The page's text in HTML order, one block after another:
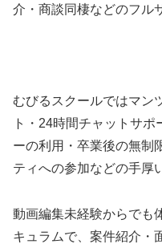
介・商談同棲などのフル
むびるスクールではマン
ト・24時間チャットサ
ーの利用・卒業後の無制
ティへの参加などの手厚
動画編集未経験からでも
キュラムで、案件紹介・